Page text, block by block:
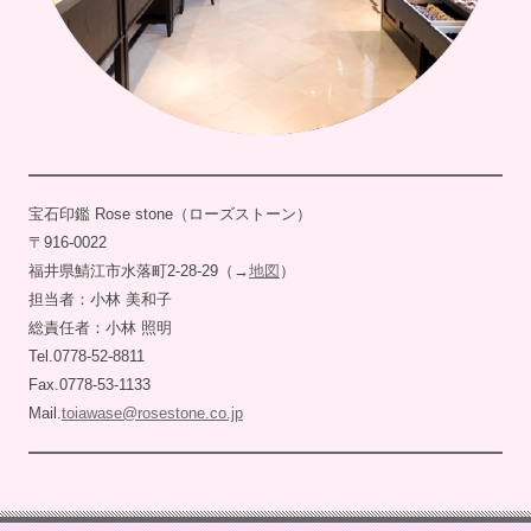
宝石印鑑 Rose stone（ローズストーン）
〒916-0022
福井県鯖江市水落町2-28-29（→地図 ）
担当者：小林 美和子
総責任者：小林 照明
Tel.0778-52-8811
Fax.0778-53-1133
Mail. toiawase@rosestone.co.jp